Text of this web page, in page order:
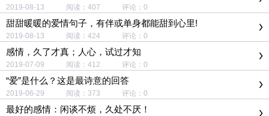
2019-08-13 阅读：407 评论：0
甜甜暖暖的爱情句子，有伴或单身都能甜到心里!
2019-08-13 阅读：424 评论：0
感情，久了才真；人心，试过才知
2019-07-09 阅读：412 评论：0
“爱”是什么？这是最诗意的回答
2019-06-29 阅读：373 评论：0
最好的感情：闲谈不烦，久处不厌！